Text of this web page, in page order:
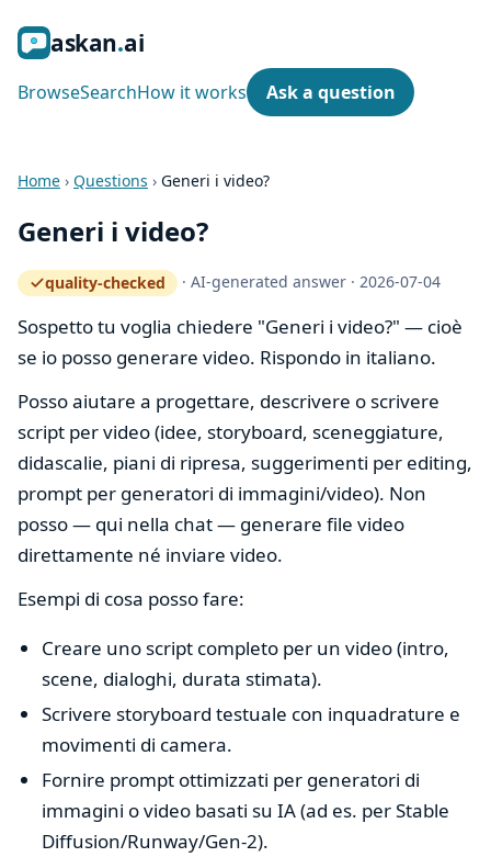
askan ai
BrowseSearchHow it works Ask a question
Home › Questions › Generi i video?
Generi i video?
quality-checked
— how the quality gate works
·AI-generated answer ·2026-07-04
Sospetto tu voglia chiedere "Generi i video?" — cioè
se io posso generare video. Rispondo in italiano.
Posso aiutare a progettare, descrivere o scrivere
script per video (idee, storyboard, sceneggiature,
didascalie, piani di ripresa, suggerimenti per editing,
prompt per generatori di immagini/video). Non
posso — qui nella chat — generare file video
direttamente né inviare video.
Esempi di cosa posso fare:
Creare uno script completo per un video (intro,
scene, dialoghi, durata stimata).
Scrivere storyboard testuale con inquadrature e
movimenti di camera.
Fornire prompt ottimizzati per generatori di
immagini o video basati su IA (ad es. per Stable
Diffusion/Runway/Gen-2).